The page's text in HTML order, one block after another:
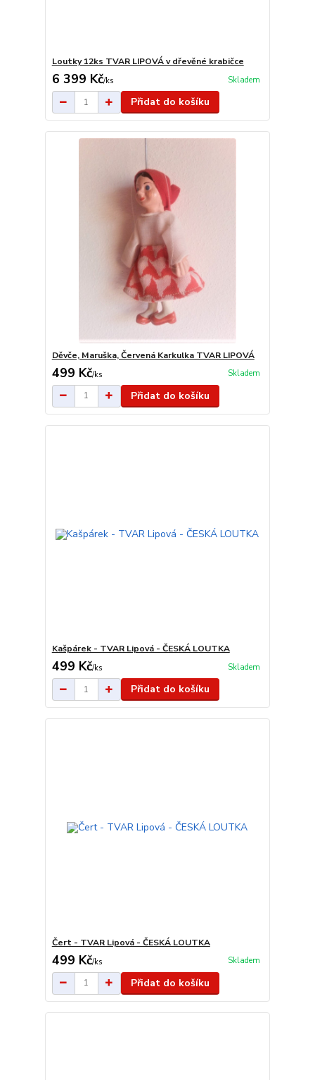
Loutky 12ks TVAR LIPOVÁ v dřevěné krabičce
6 399 Kč/ks Skladem
Přidat do košíku
Děvče, Maruška, Červená Karkulka TVAR LIPOVÁ
499 Kč/ks Skladem
Přidat do košíku
Kašpárek - TVAR Lipová - ČESKÁ LOUTKA
499 Kč/ks Skladem
Přidat do košíku
Čert - TVAR Lipová - ČESKÁ LOUTKA
499 Kč/ks Skladem
Přidat do košíku